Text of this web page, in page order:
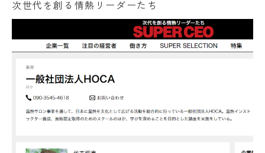
次世代を創る情熱リーダーたち